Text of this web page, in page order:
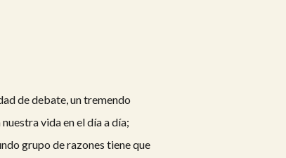
de debate, un tremendo
vida en el día a día;
grupo de razones tiene que